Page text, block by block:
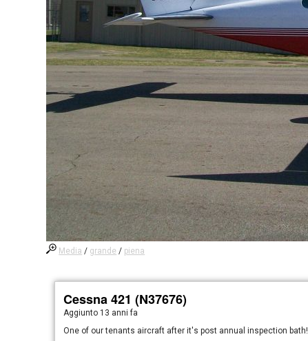
Media / grande / piena
Cessna 421 (N37676)
Aggiunto 13 anni fa
One of our tenants aircraft after it's post annual inspection bath!